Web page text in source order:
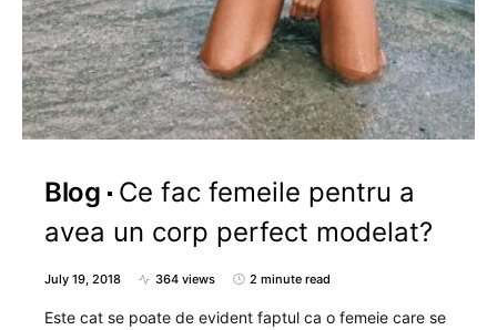
Blog
Ce fac femeile pentru a
avea un corp perfect modelat?
July 19, 2018 364 views 2 minute read
Este cat se poate de evident faptul ca o femeie care se